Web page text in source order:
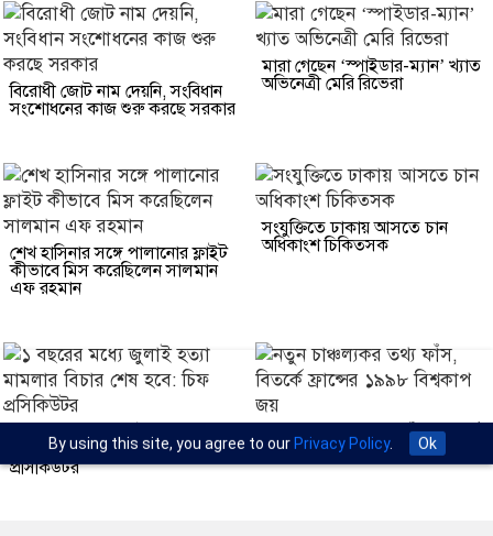
বিরোধী জোট নাম দেয়নি, সংবিধান
সংশোধনের কাজ শুরু করছে সরকার
মারা গেছেন ‘স্পাইডার-ম্যান’ খ্যাত
অভিনেত্রী মেরি রিভেরা
শেখ হাসিনার সঙ্গে পালানোর ফ্লাইট
কীভাবে মিস করেছিলেন সালমান
এফ রহমান
সংযুক্তিতে ঢাকায় আসতে চান
অধিকাংশ চিকিত্সক
১ বছরের মধ্যে জুলাই হত্যা
মামলার বিচার শেষ হবে: চিফ
প্রসিকিউটর
নতুন চাঞ্চল্যকর তথ্য ফাঁস, বিতর্কে
ফ্রান্সের ১৯৯৮ বিশ্বকাপ জয়
By using this site, you agree to our Privacy Policy. Ok